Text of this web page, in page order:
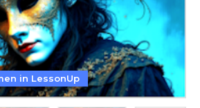
in LessonUp